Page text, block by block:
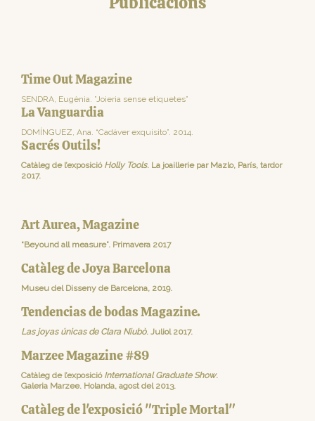
Time Out Magazine
SENDRA, Eugènia. ”Joieria sense etiquetes”
La Vanguardia
DOMÍNGUEZ, Ana. “Cadáver exquisito”. 2014.
Sacrés Outils!
Catàleg de l’exposició Holly Tools. La joaillerie par Mazlo, París, tardor
2017.
Art Aurea, Magazine
“Beyound all measure”. Primavera 2017
Catàleg de Joya Barcelona
Museu del Disseny de Barcelona, 2019.
Tendencias de bodas Magazine.
Las joyas únicas de Clara Niubò. Juliol 2017.
Marzee Magazine #89
Catàleg de l’exposició International Graduate Show.
Galeria Marzee. Holanda, agost del 2013.
Catàleg de l'exposició "Triple Mortal"